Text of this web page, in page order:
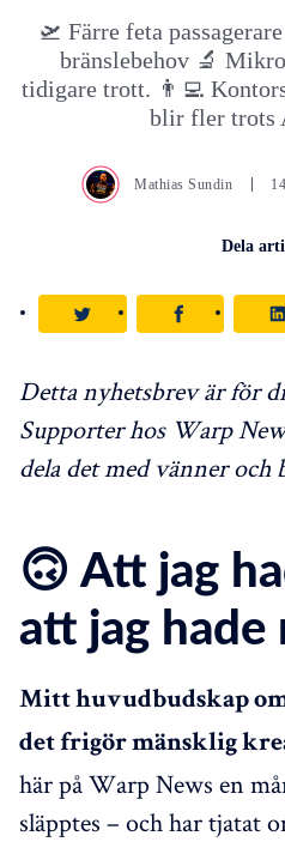
🛫 Färre feta
bränslebehov 🔬
tidigare trott. 👨‍💻
blir fler trots
Mathias Sundin
Dela
Detta nyhetsbrev är för
Supporter hos Warp
dela det med vänner och
🙃 Att jag
att jag hade
Mitt huvudbudskap
det frigör mänsklig
här på Warp News en
släpptes – och har tjatat